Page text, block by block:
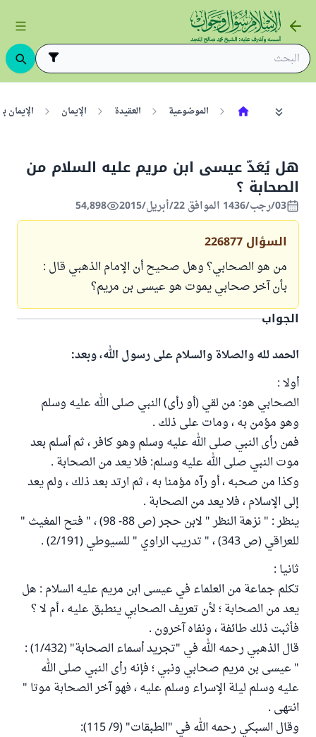
الموضوعية العقيدة الإيمان الإيمان
هل يُعَدّ عيسى ابن مريم عليه السلام من
الصحابة ؟
03/رجب/1436 الموافق 22/أبريل/2015 54,898
السؤال 226877
من هو الصحابي؟ وهل صحيح أن الإمام الذهبي قال :
بأن آخر صحابي يموت هو عيسى بن مريم؟
الجواب
الحمد لله والصلاة والسلام على رسول الله، وبعد:
أولا :
الصحابي هو: من لقي (أو رأى) النبي صلى الله عليه وسلم
وهو مؤمن به ، ومات على ذلك .
فمن رأى النبي صلى الله عليه وسلم وهو كافر ، ثم أسلم بعد
موت النبي صلى الله عليه وسلم: فلا يعد من الصحابة .
وكذا من صحبه ، أو رآه مؤمنا به ، ثم ارتد بعد ذلك ، ولم يعد
إلى الإسلام ، فلا يعد من الصحابة .
ينظر : " نزهة النظر " لابن حجر (ص 88- 98) ، " فتح المغيث "
للعراقي (ص 343) ، " تدريب الراوي " للسيوطي (2/191) .
ثانيا :
تكلم جماعة من العلماء في عيسى ابن مريم عليه السلام : هل
يعد من الصحابة ؛ لأن تعريف الصحابي ينطبق عليه ، أم لا ؟
فأثبت ذلك طائفة ، ونفاه آخرون .
قال الذهبي رحمه الله في "تجريد أسماء الصحابة" (1/432) :
" عيسى بن مريم صحابي ونبي ؛ فإنه رأى النبي صلى الله
عليه وسلم ليلة الإسراء وسلم عليه ، فهو آخر الصحابة موتا "
انتهى .
وقال السبكي رحمه الله في "الطبقات" (9/ 115):